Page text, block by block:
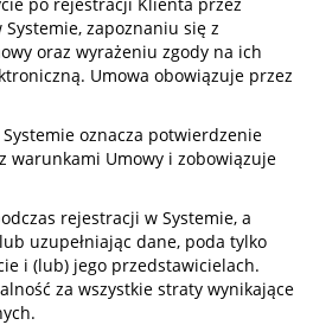
zapoznaniu się z
oraz wyrażeniu zgody na ich
Umowa obowiązuje przez
oznacza potwierdzenie
warunkami Umowy i zobowiązuje
rejestracji w Systemie, a
uzupełniając dane, poda tylko
i (lub) jego przedstawicielach.
za wszystkie straty wynikające